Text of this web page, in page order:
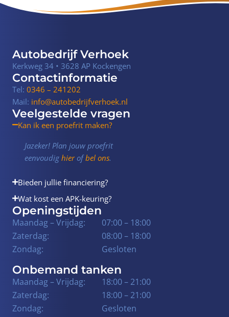
Veelgestelde vragen
Kan ik een proefrit maken?
Jazeker! Plan jouw proefrit
eenvoudig hierofbel ons.
Bieden jullie financiering?
Wat kost een APK-keuring?
Autobedrijf Verhoek
Kerkweg 34 • 3628 AP Kockengen
Contactinformatie
Tel: 0346 – 241202
Mail: info@autobedrijfverhoek.nl
Openingstijden
Maandag – Vrijdag:
07:00 – 18:00
Zaterdag:
08:00 – 18:00
Zondag:
Gesloten
Onbemand tanken
Maandag – Vrijdag:
18:00 – 21:00
Zaterdag:
18:00 – 21:00
Zondag:
Gesloten